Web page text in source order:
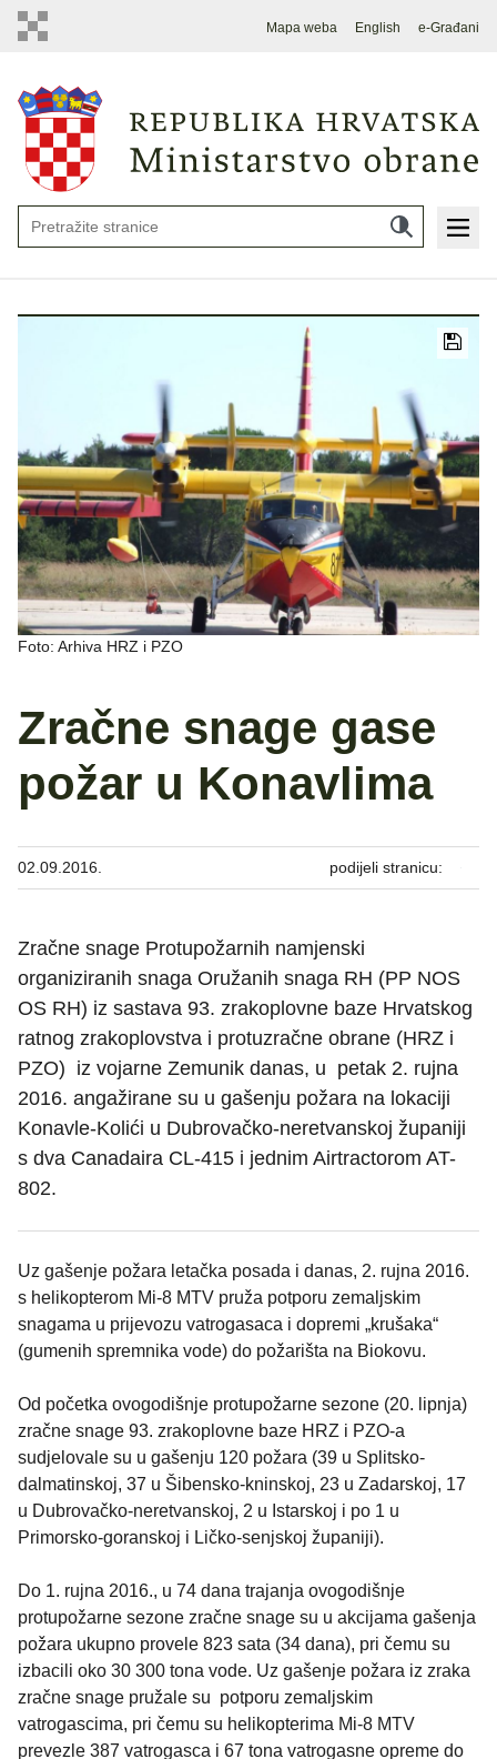
Mapa weba English e-Građani
Foto: Arhiva HRZ i PZO
Zračne snage gase
požar u Konavlima
02.09.2016. podijeli stranicu:
Zračne snage Protupožarnih namjenski
organiziranih snaga Oružanih snaga RH (PP NOS
OS RH) iz sastava 93. zrakoplovne baze Hrvatskog
ratnog zrakoplovstva i protuzračne obrane (HRZ i
PZO) iz vojarne Zemunik danas, u petak 2. rujna
2016. angažirane su u gašenju požara na lokaciji
Konavle-Kolići u Dubrovačko-neretvanskoj županiji
s dva Canadaira CL-415 i jednim Airtractorom AT-
802.
Uz gašenje požara letačka posada i danas, 2. rujna 2016.
s helikopterom Mi-8 MTV pruža potporu zemaljskim
snagama u prijevozu vatrogasaca i dopremi „krušaka“
(gumenih spremnika vode) do požarišta na Biokovu.
Od početka ovogodišnje protupožarne sezone (20. lipnja)
zračne snage 93. zrakoplovne baze HRZ i PZO-a
sudjelovale su u gašenju 120 požara (39 u Splitsko-
dalmatinskoj, 37 u Šibensko-kninskoj, 23 u Zadarskoj, 17
u Dubrovačko-neretvanskoj, 2 u Istarskoj i po 1 u
Primorsko-goranskoj i Ličko-senjskoj županiji).
Do 1. rujna 2016., u 74 dana trajanja ovogodišnje
protupožarne sezone zračne snage su u akcijama gašenja
požara ukupno provele 823 sata (34 dana), pri čemu su
izbacili oko 30 300 tona vode. Uz gašenje požara iz zraka
zračne snage pružale su potporu zemaljskim
vatrogascima, pri čemu su helikopterima Mi-8 MTV
prevezle 387 vatrogasca i 67 tona vatrogasne opreme do